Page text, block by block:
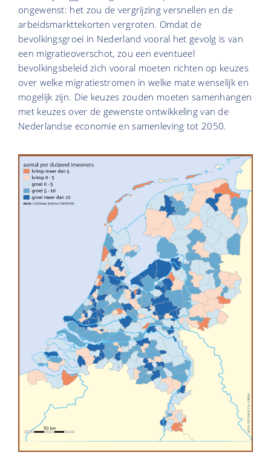
ongewenst: het zou de vergrijzing versnellen en de
arbeidsmarkttekorten vergroten. Omdat de
bevolkingsgroei in Nederland vooral het gevolg is van
een migratieoverschot, zou een eventueel
bevolkingsbeleid zich vooral moeten richten op keuzes
over welke migratiestromen in welke mate wenselijk en
mogelijk zijn. Die keuzes zouden moeten samenhangen
met keuzes over de gewenste ontwikkeling van de
Nederlandse economie en samenleving tot 2050.